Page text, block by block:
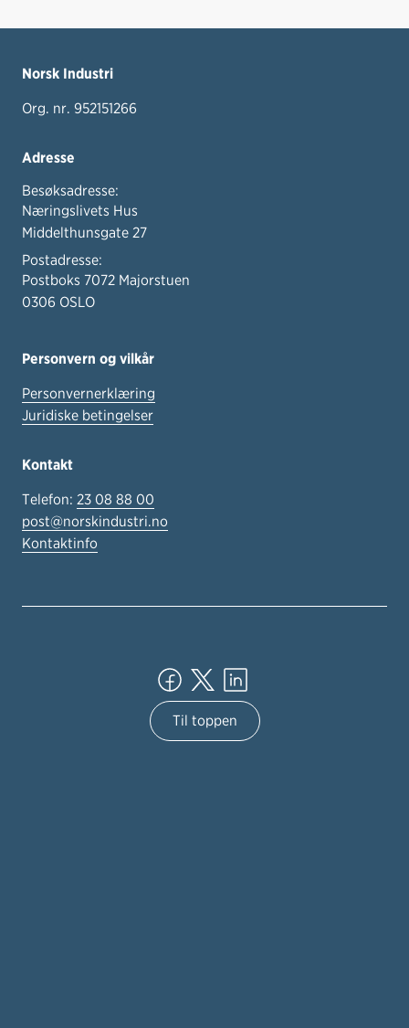
Norsk Industri
Org. nr. 952151266
Adresse
Besøksadresse:
Næringslivets Hus
Middelthunsgate 27
Postadresse:
Postboks 7072 Majorstuen
0306 OSLO
Personvern og vilkår
Personvernerklæring
Juridiske betingelser
Kontakt
Telefon: 23 08 88 00
post@norskindustri.no
Kontaktinfo
Til toppen